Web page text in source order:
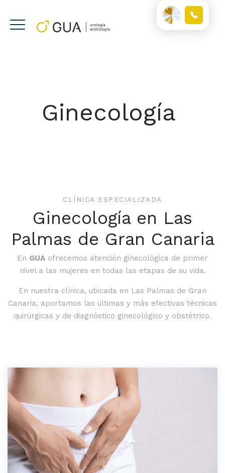
Ginecología
CLÍNICA ESPECIALIZADA
Ginecología en Las
Palmas de Gran Canaria
En GUA ofrecemos atención ginecológica de primer
nivel a las mujeres en todas las etapas de su vida.
En nuestra clínica, ubicada en Las Palmas de Gran
Canaria, aportamos las últimas y más efectivas técnicas
quirúrgicas y de diagnóstico ginecológico y obstétrico.